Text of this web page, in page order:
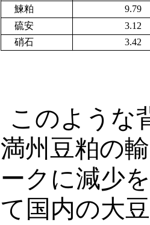
鰊粕
9.79
硫安
3.12
硝石
3.42
このような
満州豆粕の
ークに減少
て国内の大